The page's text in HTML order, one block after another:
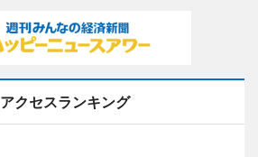
アクセスランキング